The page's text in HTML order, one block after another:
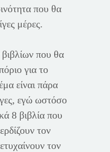
που θα
μέρες.
που θα
για το
είναι πάρα
εγώ ωστόσο
8 βιβλία που
τον
τον